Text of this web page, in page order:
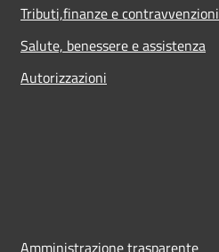
Tributi,finanze e contravvenzioni
Salute, benessere e assistenza
Autorizzazioni
Amministrazione trasparente